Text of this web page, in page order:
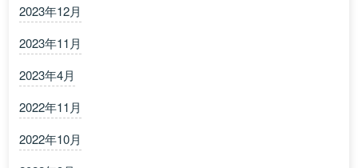
2023年12月
2023年11月
2023年4月
2022年11月
2022年10月